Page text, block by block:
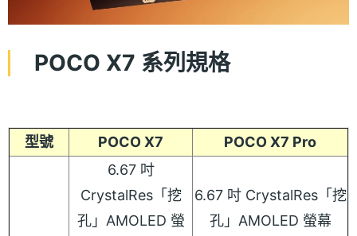
POCO X7 系列規格
型號 POCO X7 POCO X7 Pro
6.67 吋
CrystalRes「挖
孔」AMOLED 螢
6.67 吋 CrystalRes「挖
孔」AMOLED 螢幕